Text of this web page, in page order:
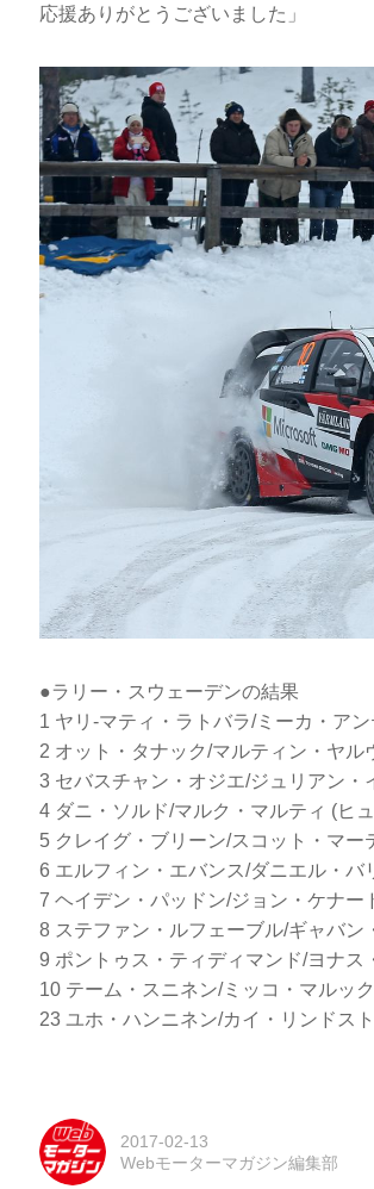
応援ありがとうございました」
●ラリー・スウェーデンの結果
1 ヤリ-マティ・ラトバラ/ミーカ・ア
2 オット・タナック/マルティン・ヤ
3 セバスチャン・オジエ/ジュリアン
4 ダニ・ソルド/マルク・マルティ (ヒ
5 クレイグ・ブリーン/スコット・マ
6 エルフィン・エバンス/ダニエル・
7 ヘイデン・パッドン/ジョン・ケナ
8 ステファン・ルフェーブル/ギャバ
9 ポントゥス・ティディマンド/ヨナ
10 テーム・スニネン/ミッコ・マルッ
23 ユホ・ハンニネン/カイ・リンドス
2017-02-13
Webモーターマガジン編集部